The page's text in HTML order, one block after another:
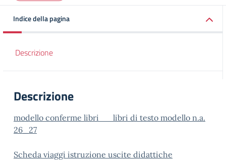
Indice della pagina
Descrizione
Descrizione
modello conferme libri libri di testo modello n.a.
26_27
Scheda viaggi istruzione uscite didattiche